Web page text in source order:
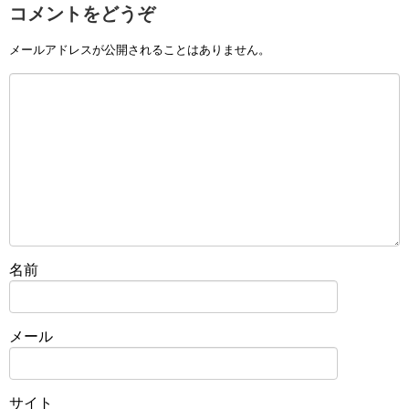
コメントをどうぞ
メールアドレスが公開されることはありません。
名前
メール
サイト